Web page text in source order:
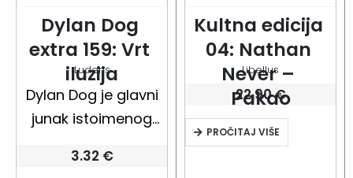
pripadnik
Zmajoubojica,…
Dylan Dog
extra 159: Vrt
iluzija
Ludens
Dylan Dog je glavni
junak istoimenog
1986. godine kreirao
3.32 €
Kultna edicija
04: Nathan
Never –
Pakao
Libellus
22.90€
PROČITAJ VIŠE